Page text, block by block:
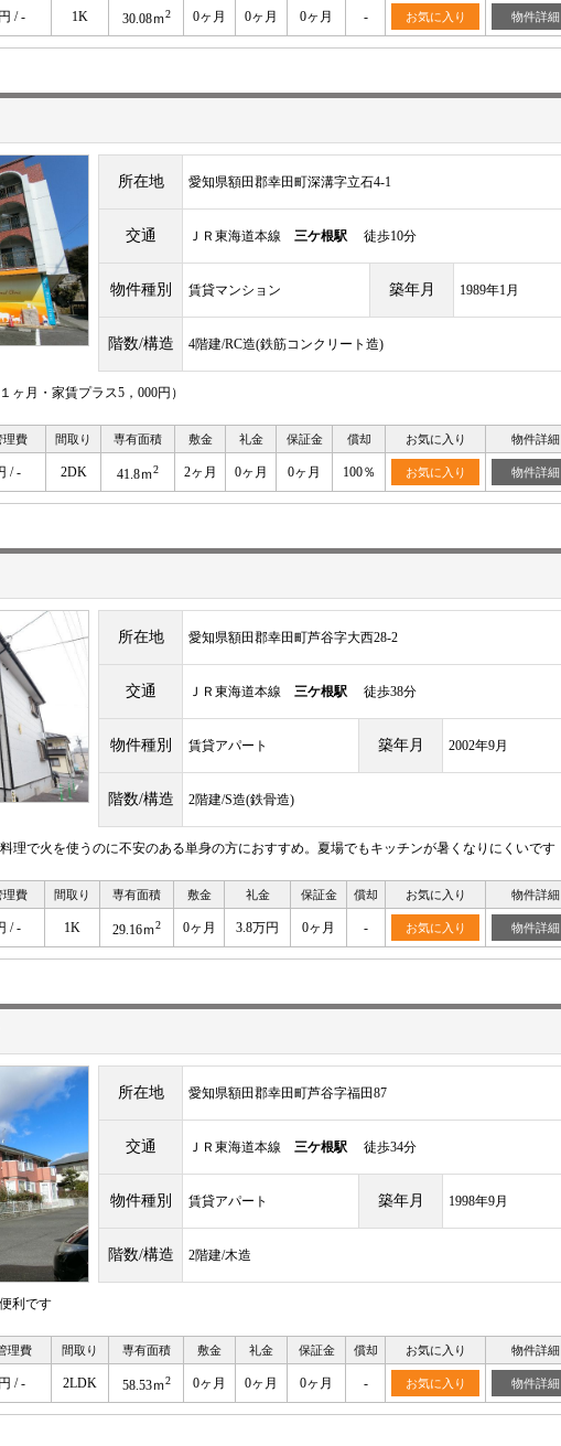
/ - 1K 30.08ｍ2 0ヶ月 0ヶ月 0ヶ月 - お気に入り 物件詳細
所在地 愛知県額田郡幸田町深溝字立石4‐1
交通 ＪＲ東海道本線 三ケ根駅 徒歩10分
物件種別 賃貸マンション 築年月 1989年1月
階数/構造 4階建/RC造(鉄筋コンクリート造)
ヶ月・家賃プラス5，000円）
理費 間取り 専有面積 敷金 礼金 保証金 償却 お気に入り 物件詳細
/ - 2DK 41.8ｍ2 2ヶ月 0ヶ月 0ヶ月 100％ お気に入り 物件詳細
所在地 愛知県額田郡幸田町芦谷字大西28‐2
交通 ＪＲ東海道本線 三ケ根駅 徒歩38分
物件種別 賃貸アパート 築年月 2002年9月
階数/構造 2階建/S造(鉄骨造)
理で火を使うのに不安のある単身の方におすすめ。夏場でもキッチンが暑くなりにくいです
理費 間取り 専有面積 敷金 礼金 保証金 償却 お気に入り 物件詳細
/ - 1K 29.16ｍ2 0ヶ月 3.8万円 0ヶ月 - お気に入り 物件詳細
所在地 愛知県額田郡幸田町芦谷字福田87
交通 ＪＲ東海道本線 三ケ根駅 徒歩34分
物件種別 賃貸アパート 築年月 1998年9月
階数/構造 2階建/木造
利です
理費 間取り 専有面積 敷金 礼金 保証金 償却 お気に入り 物件詳細
/ - 2LDK 58.53ｍ2 0ヶ月 0ヶ月 0ヶ月 - お気に入り 物件詳細